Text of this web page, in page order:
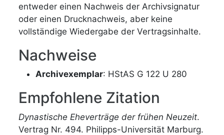
entweder einen Nachweis der Archivsignatur
oder einen Drucknachweis, aber keine
vollständige Wiedergabe der Vertragsinhalte.
Nachweise
Archivexemplar: HStAS G 122 U 280
Empfohlene Zitation
Dynastische Eheverträge der frühen Neuzeit.
Vertrag Nr. 494. Philipps-Universität Marburg.